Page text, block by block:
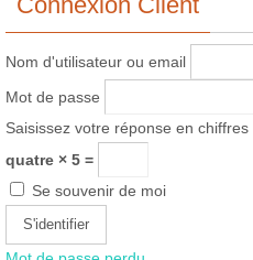
Nom d'utilisateur ou email
Mot de passe
Saisissez votre réponse en chiffres
quatre × 5 =
Se souvenir de moi